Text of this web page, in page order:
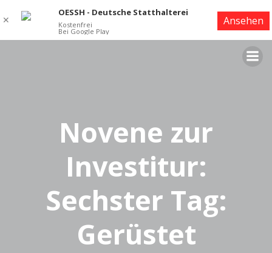
Novene zur
Investitur:
Sechster Tag:
Gerüstet
✕
OESSH - Deutsche Statthalterei
Kostenfrei
Bei Google Play
Ansehen